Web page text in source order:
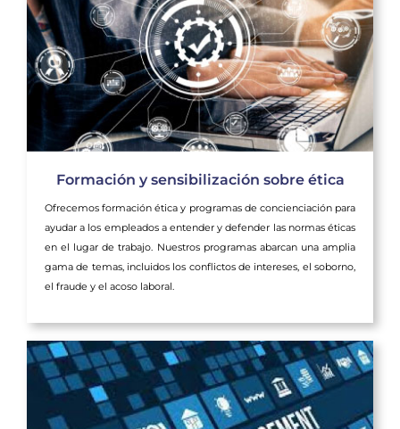
Formación y sensibilización sobre ética
Ofrecemos formación ética y programas de concienciación para
ayudar a los empleados a entender y defender las normas éticas
en el lugar de trabajo. Nuestros programas abarcan una amplia
gama de temas, incluidos los conflictos de intereses, el soborno,
el fraude y el acoso laboral.